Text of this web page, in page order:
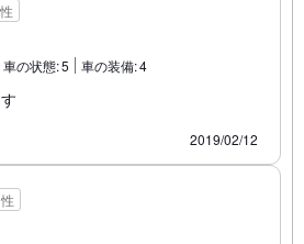
車の状態:5 車の装備:4
2019/02/12